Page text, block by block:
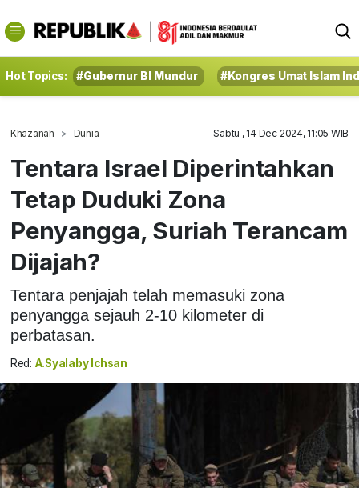
Hot Topics: #Gubernur BI Mundur #Kongres Umat Islam
Khazanah Dunia Sabtu , 14 Dec 2024, 11:05 WIB
Tentara Israel Diperintahkan
Tetap Duduki Zona
Penyangga, Suriah Terancam
Dijajah?
Tentara penjajah telah memasuki zona
penyangga sejauh 2-10 kilometer di
perbatasan.
Red: A.Syalaby Ichsan